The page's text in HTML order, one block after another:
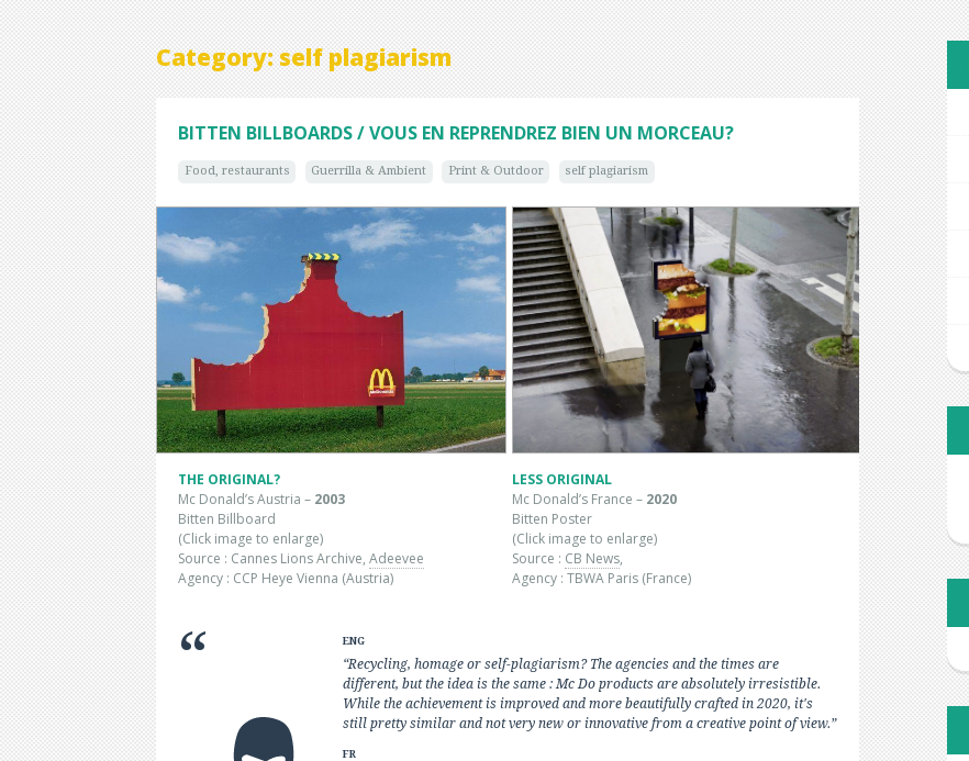
Category: self plagiarism
BITTEN BILLBOARDS / VOUS EN REPRENDREZ BIEN UN MORCEAU?
Food, restaurants Guerrilla & Ambient Print & Outdoor self plagiarism
THE ORIGINAL?
Mc Donald’s Austria – 2003
Bitten Billboard
(Click image to enlarge)
Source : Cannes Lions Archive, Adeevee
Agency : CCP Heye Vienna (Austria)
LESS ORIGINAL
Mc Donald’s France – 2020
Bitten Poster
(Click image to enlarge)
Source : CB News,
Agency : TBWA Paris (France)
ENG
“Recycling, homage or self-plagiarism? The agencies and the times are
different, but the idea is the same : Mc Do products are absolutely irresistible.
While the achievement is improved and more beautifully crafted in 2020, it's
still pretty similar and not very new or innovative from a creative point of view.”
FR